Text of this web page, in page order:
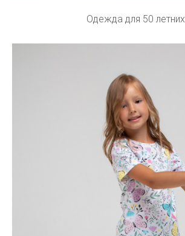
Одежда для 50 летних